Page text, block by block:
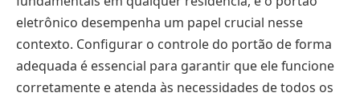
eletrônico desempenha um papel crucial nesse
contexto. Configurar o controle do portão de forma
adequada é essencial para garantir que ele funcione
corretamente e atenda às necessidades de todos os